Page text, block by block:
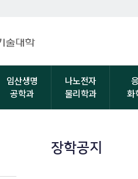
임산생명
공학과
나노전자
물리학과
화
장학공지